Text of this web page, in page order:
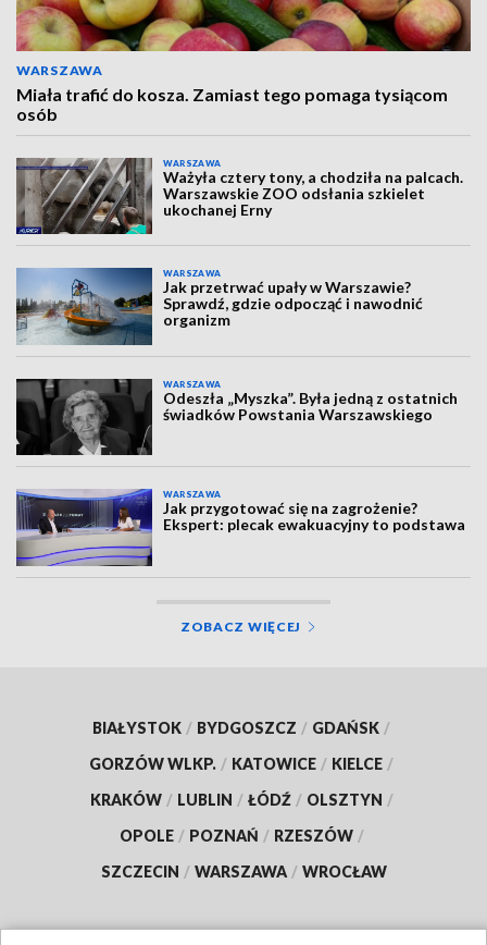
WARSZAWA
Miała trafić do kosza. Zamiast tego pomaga tysiącom
osób
WARSZAWA
Ważyła cztery tony, a chodziła na palcach.
Warszawskie ZOO odsłania szkielet
ukochanej Erny
WARSZAWA
Jak przetrwać upały w Warszawie?
Sprawdź, gdzie odpocząć i nawodnić
organizm
WARSZAWA
Odeszła „Myszka”. Była jedną z ostatnich
świadków Powstania Warszawskiego
WARSZAWA
Jak przygotować się na zagrożenie?
Ekspert: plecak ewakuacyjny to podstawa
ZOBACZ WIĘCEJ
BIAŁYSTOK / BYDGOSZCZ / GDAŃSK /
GORZÓW WLKP. / KATOWICE / KIELCE /
KRAKÓW / LUBLIN / ŁÓDŹ / OLSZTYN /
OPOLE / POZNAŃ / RZESZÓW /
SZCZECIN / WARSZAWA / WROCŁAW